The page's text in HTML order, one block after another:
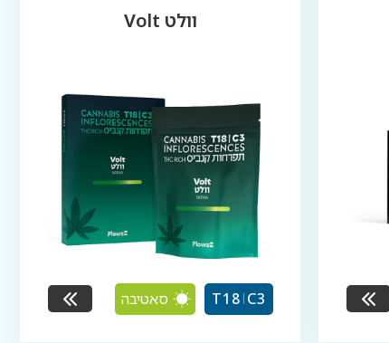
וולט Volt
C3
T18 סאטיבה